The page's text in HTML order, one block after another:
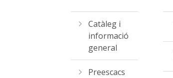
Catàleg i
informació
general
Preescacs